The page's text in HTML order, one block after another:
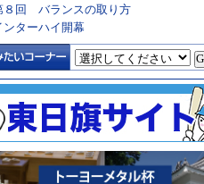
８回 バランスの取り方
ンターハイ開幕